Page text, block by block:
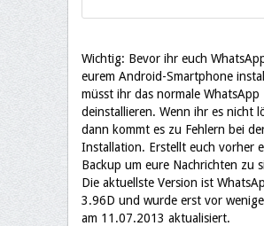
Wichtig: Bevor ihr euch
eurem Android-Smartphone
müsst ihr das normale WhatsApp
deinstallieren. Wenn ihr es nicht
dann kommt es zu Fehlern bei
Installation. Erstellt euch vorher
Backup um eure Nachrichten zu
Die aktuellste Version ist
3.96D und wurde erst vor
am 11.07.2013 aktualisiert.